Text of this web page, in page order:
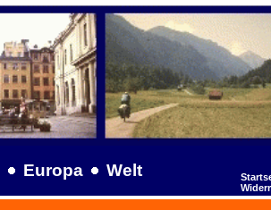
Europa Welt